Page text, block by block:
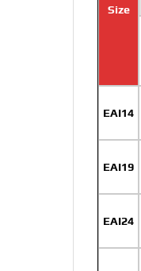
Size
EAI14
EAI19
EAI24